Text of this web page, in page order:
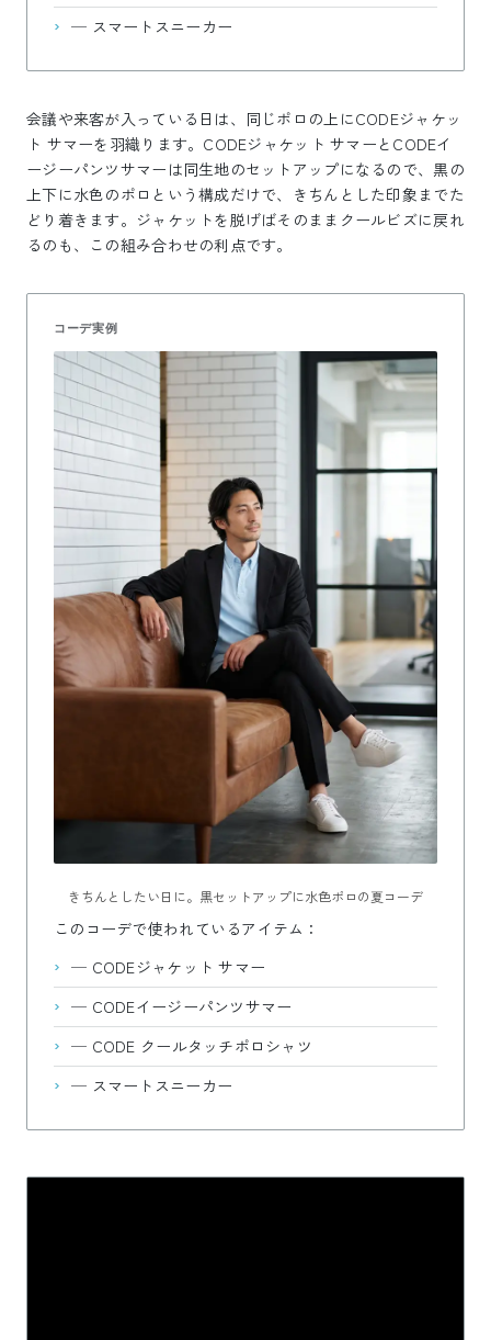
— スマートスニーカー
会議や来客が入っている日は、同じポロの上にCODEジャケッ
ト サマーを羽織ります。CODEジャケット サマーとCODEイ
ージーパンツサマーは同生地のセットアップになるので、黒の
上下に水色のポロという構成だけで、きちんとした印象までた
どり着きます。ジャケットを脱げばそのままクールビズに戻れ
るのも、この組み合わせの利点です。
コーデ実例
きちんとしたい日に。黒セットアップに水色ポロの夏コーデ
このコーデで使われているアイテム：
— CODEジャケット サマー
— CODEイージーパンツサマー
— CODE クールタッチポロシャツ
— スマートスニーカー